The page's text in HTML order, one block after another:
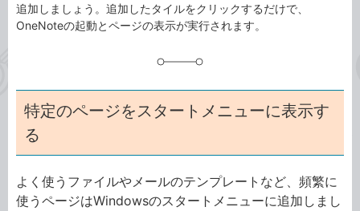
追加しましょう。追加したタイルをクリックするだけで、
OneNoteの起動とページの表示が実行されます。
特定のページをスタートメニューに表示す
る
よく使うファイルやメールのテンプレートなど、頻繁に
使うページはWindowsのスタートメニューに追加しまし